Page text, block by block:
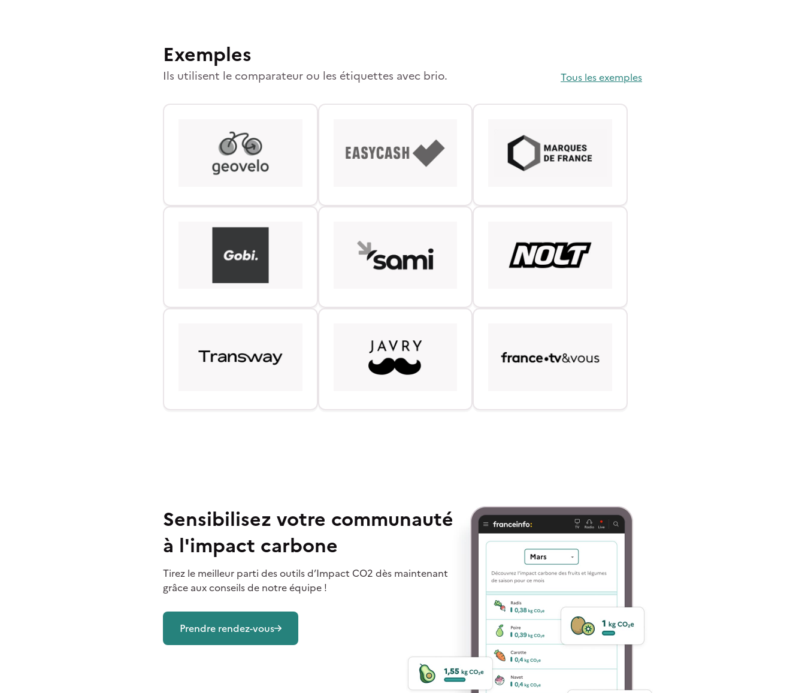
Exemples
Ils utilisent le comparateur ou les étiquettes avec brio. Tous les exemples
Sensibilisez votre communauté
à l'impact carbone
Tirez le meilleur parti des outils d’Impact CO2 dès maintenant
grâce aux conseils de notre équipe !
Prendre rendez-vous